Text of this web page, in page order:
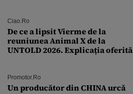
îmi salvez viața”
Ciao.ro
De ce a lipsit Vierme de la
reuniunea Animal X de la
UNTOLD 2026. Explicația oferită
Promotor.ro
Un producător din CHINA urcă